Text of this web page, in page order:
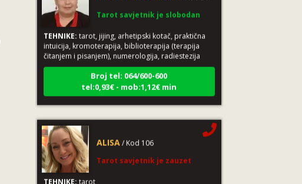
TEHNIKE:tarot, jijing, arhetipski kotač, praktična
intuicija, kromoterapija, biblioterapija (terapija
čitanjem i pisanjem), numerologija, radiestezija
Broj tel: 064/600-600
tel:0,93€ - mob:1,12€ min
TEHNIKE:tarot